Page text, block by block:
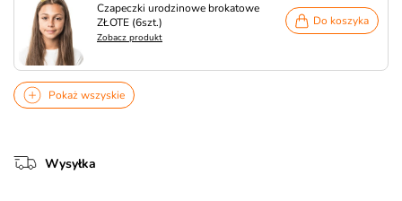
Czapeczki urodzinowe brokatowe
ZŁOTE (6szt.)
Zobacz produkt
Do koszyka
Pokaż wszyskie
Wysyłka